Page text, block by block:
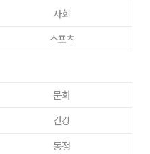
사회
스포츠
문화
건강
동정